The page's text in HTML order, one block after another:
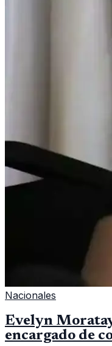
Nacionales
Evelyn
encargado de